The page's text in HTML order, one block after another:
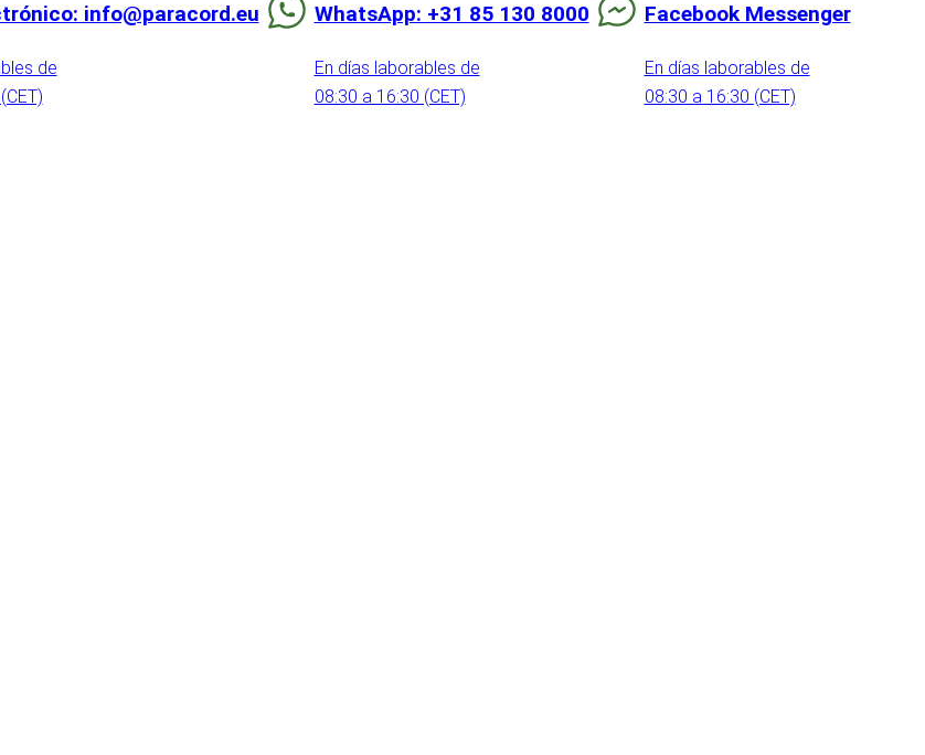
info@paracord.eu
de
WhatsApp: +31 85 130 8000
En días laborables de
08:30 a 16:30 (CET)
Facebook Messenger
En días laborables de
08:30 a 16:30 (CET)